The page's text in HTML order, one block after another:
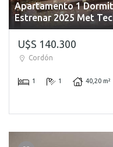
Apartamento 1
Estrenar 2025 Met
U$S 140.300
Cordón
1 1 40,20 m²